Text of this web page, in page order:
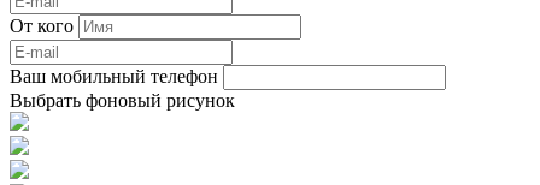
От кого
Ваш мобильный телефон
Выбрать фоновый рисунок